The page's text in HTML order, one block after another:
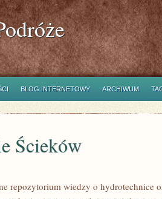
BLOG INTERNETOWY ARCHIWUM
Ścieków
repozytorium wiedzy o hydrotechnice